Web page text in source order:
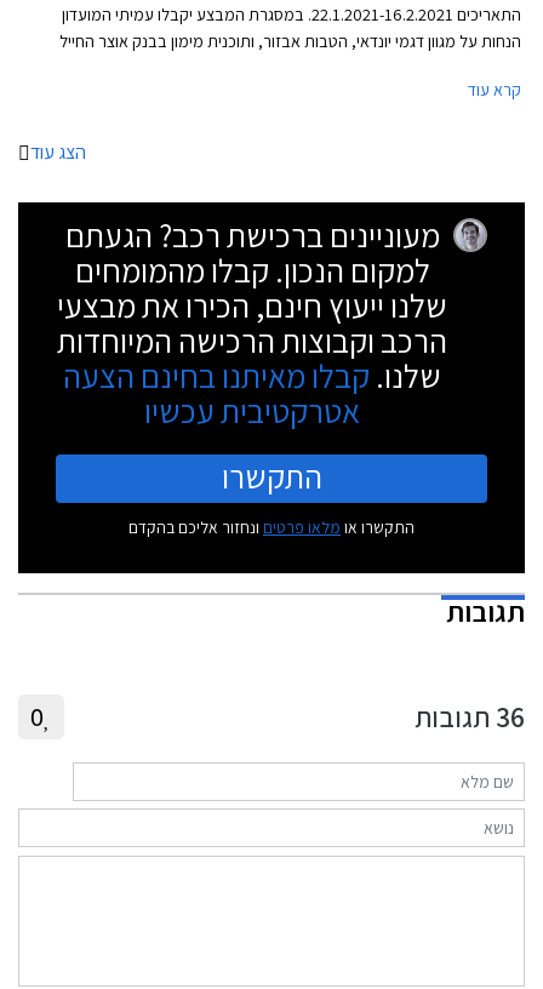
התאריכים 22.1.2021-16.2.2021. במסגרת המבצע יקבלו עמיתי המועדון
הנחות על מגוון דגמי יונדאי, הטבות אבזור, ותוכנית מימון בבנק אוצר החייל
תכנית המימון חבר ליס. המבצע ייערך בכל אולמות התצוגה של יונדאי ברחבי
קרא עוד
הצג עוד
מעוניינים ברכישת רכב? הגעתם
למקום הנכון. קבלו מהמומחים
שלנו ייעוץ חינם, הכירו את מבצעי
הרכב וקבוצות הרכישה המיוחדות
שלנו. קבלו מאיתנו בחינם הצעה
אטרקטיבית עכשיו
התקשרו
התקשרו או מלאו פרטים ונחזור אליכם בהקדם
תגובות
36 תגובות 0